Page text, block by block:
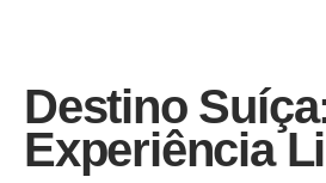
Destino
Experiência